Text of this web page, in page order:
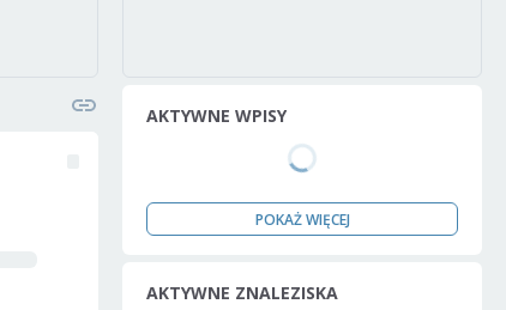
AKTYWNE WPISY
POKAŻ WIĘCEJ
AKTYWNE ZNALEZISKA